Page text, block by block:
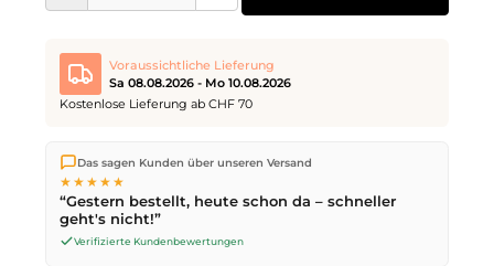
Voraussichtliche Lieferung
Sa 08.08.2026 - Mo 10.08.2026
Kostenlose Lieferung ab CHF 70
Wir versenden direkt aus unserem Lager in Kriens. Ab
ist die Lieferung kostenlos. Bestellungen bis
werden noch am selben Tag versendet – Zustellung am
nächsten Werktagmit der Schweizerischen Post.
Samstagszustellung am
bisFreitag, 17 Uhr.
Das sagen Kunden über unseren Versand
★★★★★
“Gestern bestellt, heute schon da – schneller
geht's nicht!”
Verifizierte Kundenbewertungen